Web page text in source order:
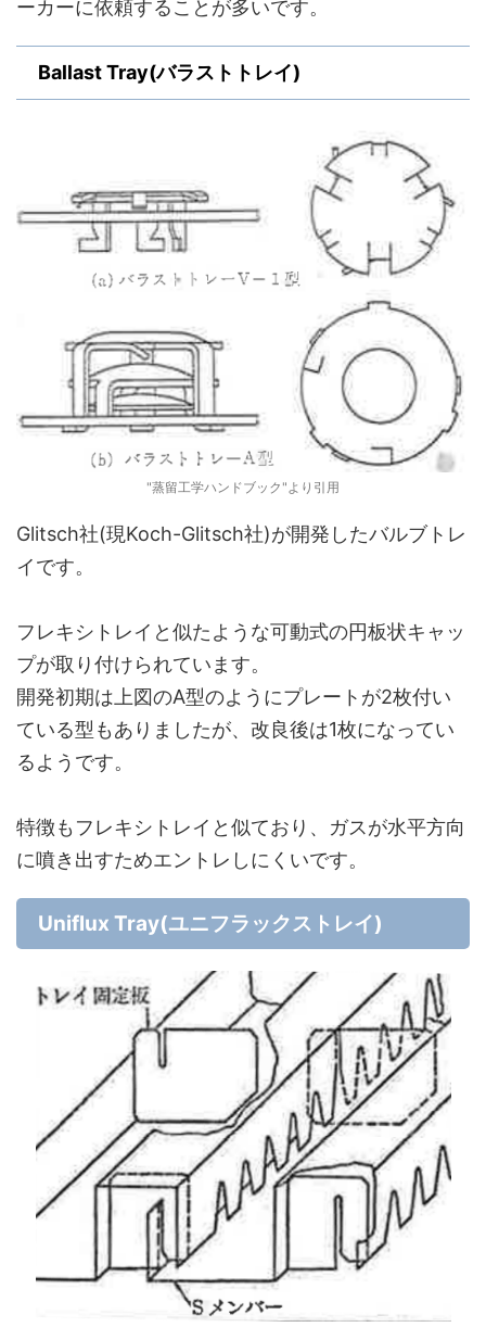
ーカーに依頼することが多いです。
Ballast Tray(バラストトレイ)
"蒸留工学ハンドブック"より引用
Glitsch社(現Koch-Glitsch社)が開発したバルブトレ
イです。
フレキシトレイと似たような可動式の円板状キャッ
プが取り付けられています。
開発初期は上図のA型のようにプレートが2枚付い
ている型もありましたが、改良後は1枚になってい
るようです。
特徴もフレキシトレイと似ており、ガスが水平方向
に噴き出すためエントレしにくいです。
Uniflux Tray(ユニフラックストレイ)